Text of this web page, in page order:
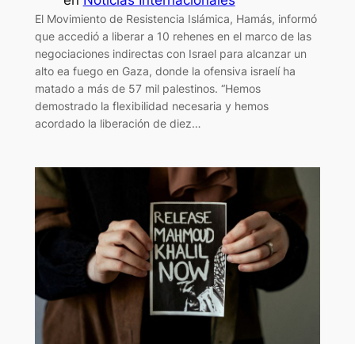
El Movimiento de Resistencia Islámica, Hamás, informó
que accedió a liberar a 10 rehenes en el marco de las
negociaciones indirectas con Israel para alcanzar un
alto ea fuego en Gaza, donde la ofensiva israelí ha
matado a más de 57 mil palestinos. “Hemos
demostrado la flexibilidad necesaria y hemos
acordado la liberación de diez…